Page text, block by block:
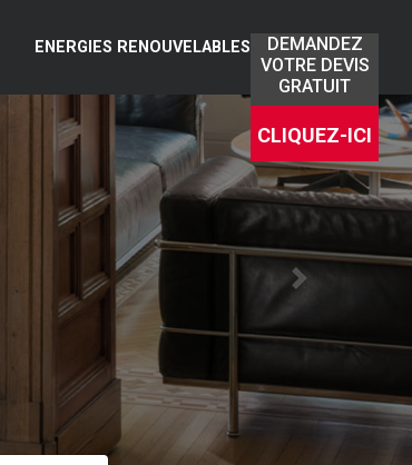
ENERGIES RENOUVELABLES
Next
DEMANDEZ
VOTRE DEVIS
GRATUIT
CLIQUEZ-ICI